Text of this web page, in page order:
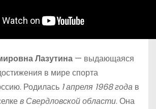
Лазутина — выдающаяся
в мире спорта
Родилась 1 апреля 1968 года в
в Свердловской области. Она